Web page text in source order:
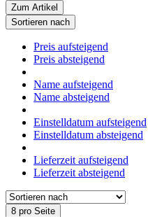
Zum Artikel
Sortieren nach
Preis aufsteigend
Preis absteigend
Name aufsteigend
Name absteigend
Einstelldatum aufsteigend
Einstelldatum absteigend
Lieferzeit aufsteigend
Lieferzeit absteigend
8 pro Seite